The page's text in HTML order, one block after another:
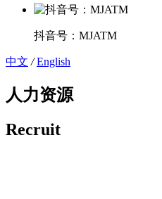
抖音号：MJATM
中文 / English
人力资源
Recruit